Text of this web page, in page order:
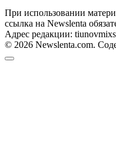
При использовании
ссылка на Newslenta
Адрес редакции:
© 2026 Newslenta.com.